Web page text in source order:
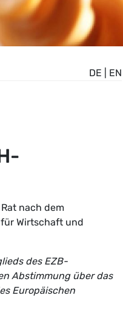
DE EN
nach dem
Wirtschaft und
des EZB-
Abstimmung über das
Europäischen